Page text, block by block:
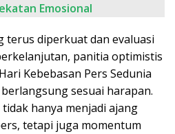
Emosional
terus diperkuat dan evaluasi
panitia optimistis
Kebebasan Pers Sedunia
sesuai harapan.
hanya menjadi ajang
tetapi juga momentum